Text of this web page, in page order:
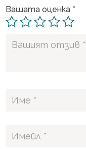
Вашата оценка *